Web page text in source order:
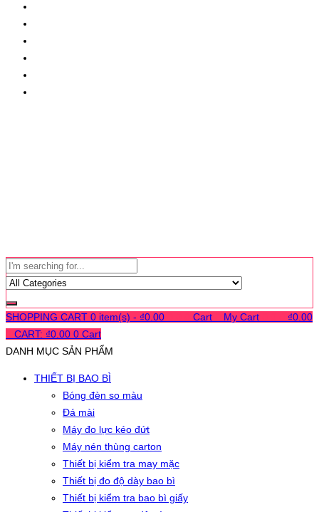
SHOPPING CART 0 item(s) - ₫0.00 Cart My Cart ₫0.00
CART: ₫0.00 0 Cart
DANH MỤC SẢN PHẨM
THIẾT BỊ BAO BÌ
Bóng đèn so màu
Đá mài
Máy đo lực kéo đứt
Máy nén thùng carton
Thiết bị kiểm tra may mặc
Thiết bị đo độ dày bao bì
Thiết bị kiểm tra bao bì giấy